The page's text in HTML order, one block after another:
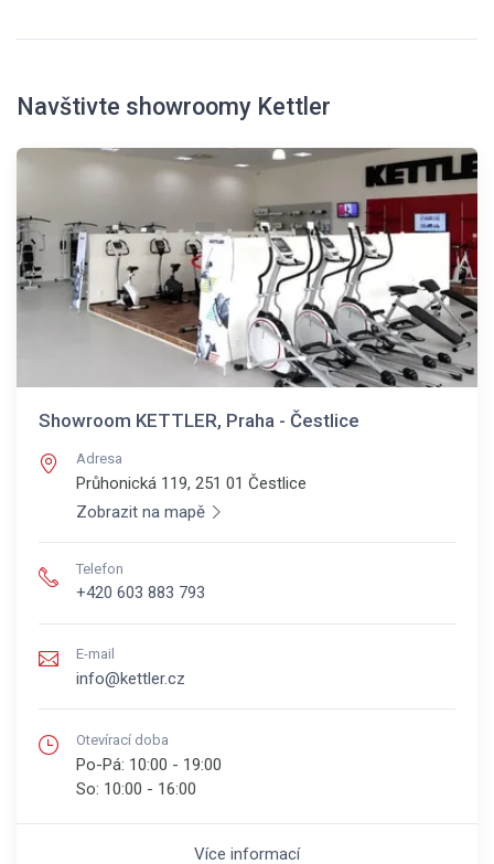
Navštivte showroomy Kettler
Showroom KETTLER, Praha - Čestlice
Adresa
Průhonická 119, 251 01 Čestlice
Zobrazit na mapě
Telefon
+420 603 883 793
E-mail
info@kettler.cz
Otevírací doba
Po-Pá: 10:00 - 19:00
So: 10:00 - 16:00
Více informací